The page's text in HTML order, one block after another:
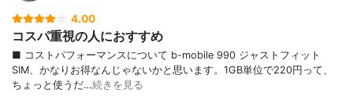
4.00
コスパ重視の人におすすめ
■ コストパフォーマンスについて b-mobile 990 ジャストフィット
SIM、かなりお得なんじゃないかと思います。1GB単位で220円って、
ちょっと使うだ…続きを見る